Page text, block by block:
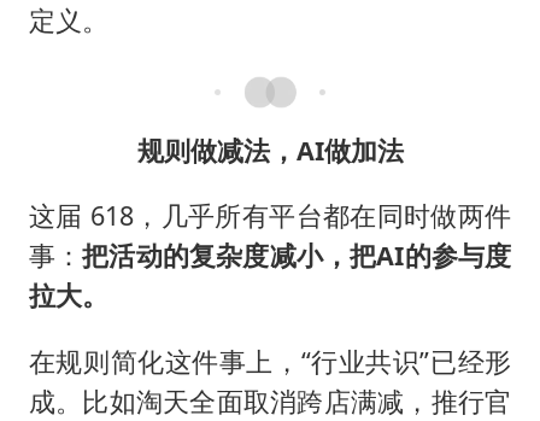
定义。
规则做减法，AI做加法
这届 618，几乎所有平台都在同时做两件
事：把活动的复杂度减小，把AI的参与度
拉大。
在规则简化这件事上，“行业共识”已经形
成。比如淘天全面取消跨店满减，推行官